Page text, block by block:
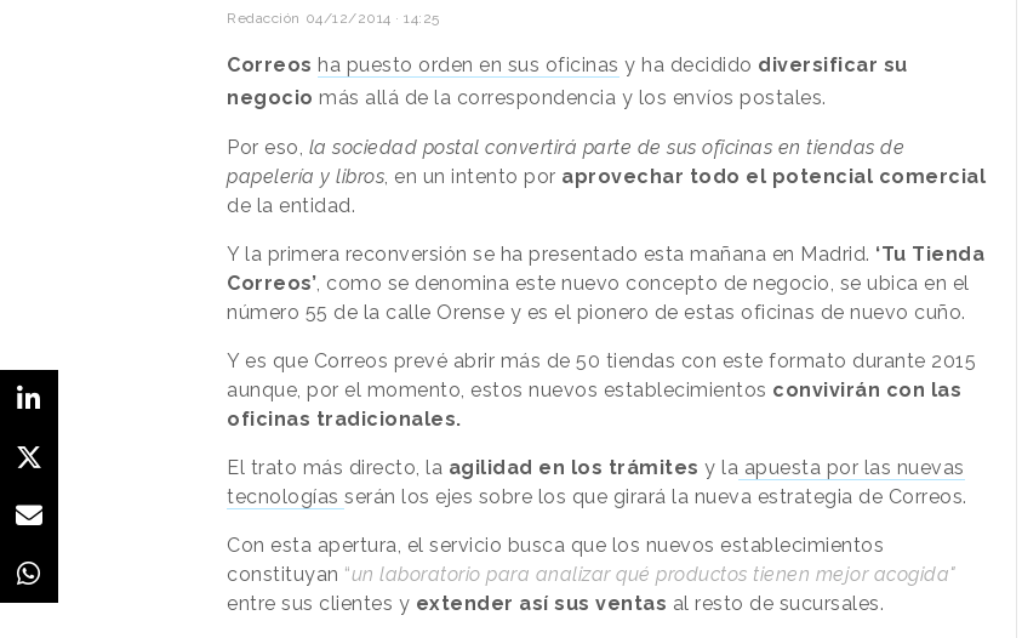
Redacción 04/12/2014 · 14:25
Correos ha puesto orden en sus oficinas y ha decidido diversificar su
negocio más allá de la correspondencia y los envíos postales.
Por eso, la sociedad postal convertirá parte de sus oficinas en tiendas de
papelería y libros , en un intento por aprovechar todo el potencial comercial
de la entidad.
Y la primera reconversión se ha presentado esta mañana en Madrid. ‘Tu Tienda
Correos’ , como se denomina este nuevo concepto de negocio, se ubica en el
número 55 de la calle Orense y es el pionero de estas oficinas de nuevo cuño.
Y es que Correos prevé abrir más de 50 tiendas con este formato durante 2015
aunque, por el momento, estos nuevos establecimientos convivirán con las
oficinas tradicionales.
El trato más directo, la agilidad en los trámites y la apuesta por las nuevas
tecnologías serán los ejes sobre los que girará la nueva estrategia de Correos.
Con esta apertura, el servicio busca que los nuevos establecimientos
constituyan “un laboratorio para analizar qué productos tienen mejor acogida"
entre sus clientes y extender así sus ventas al resto de sucursales.